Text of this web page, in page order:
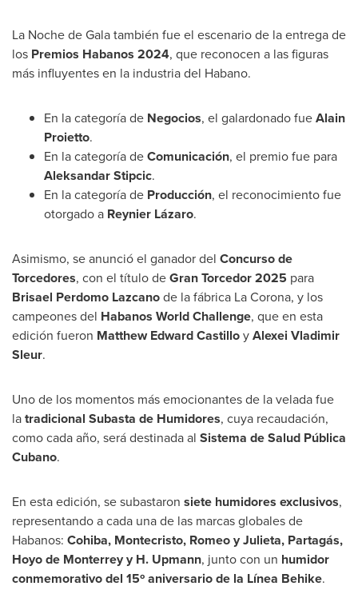
La Noche de Galatambién fue el escenario de la entrega de
los Premios Habanos 2024, que reconocen a las figuras
más influyentes en la industria del Habano.
En la categoría de Negocios, el galardonado fueAlain
Proietto.
En la categoría deComunicación, el premio fue para
Aleksandar Stipcic.
En la categoría de Producción, el reconocimiento fue
otorgado a Reynier Lázaro.
Asimismo, se anunció el ganador del Concurso de
Torcedores, con el título deGran Torcedor 2025 para
Brisael Perdomo Lazcanode la fábrica La Corona, y los
campeones del Habanos World Challenge, que en esta
edición fueron Matthew Edward CastilloyAlexei Vladimir
Sleur.
Uno de los momentos más emocionantes de la velada fue
latradicional Subasta de Humidores, cuya recaudación,
como cada año, será destinada al Sistema de Salud Pública
Cubano.
En esta edición, se subastaron siete humidores exclusivos,
representando a cada una de las marcas globales de
Habanos: Cohiba, Montecristo, Romeo y Julieta, Partagás,
Hoyo de Monterrey y H. Upmann, junto con un humidor
conmemorativo del 15º aniversario de la Línea Behike.